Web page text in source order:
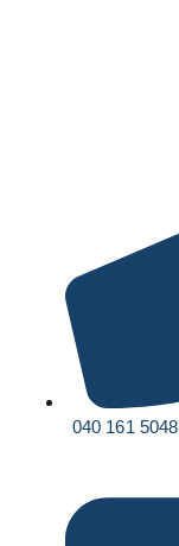
040 161 5048